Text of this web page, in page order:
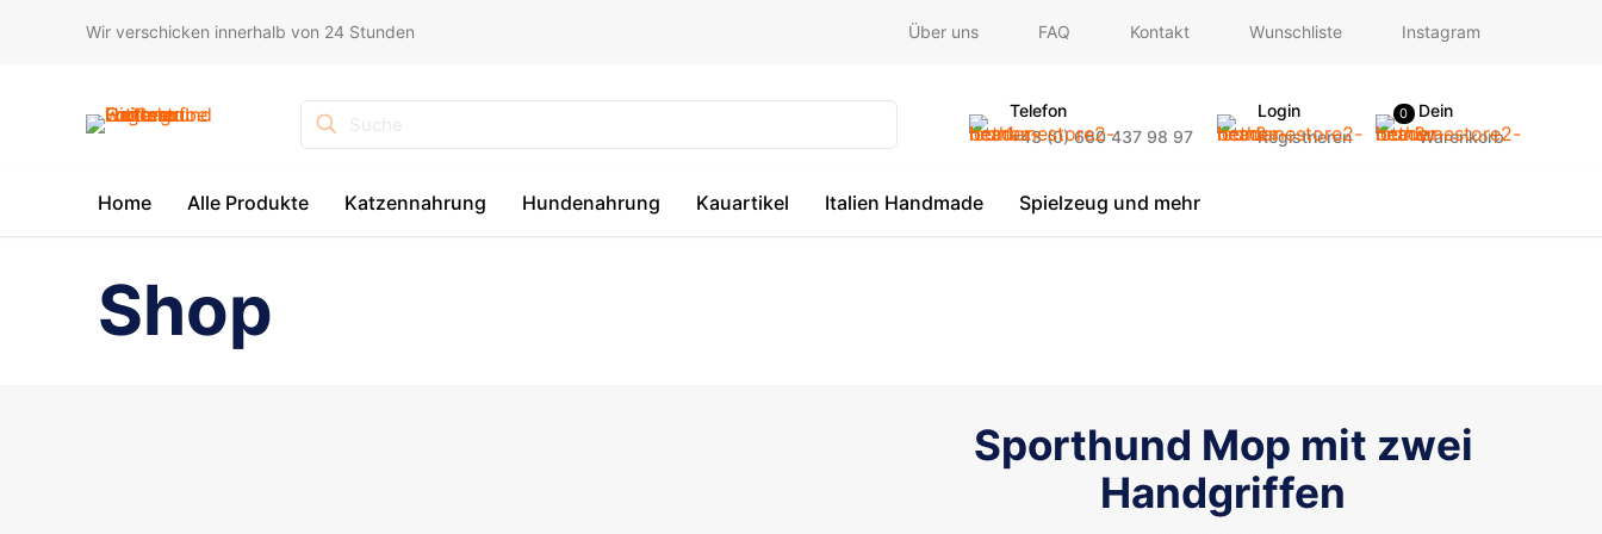
Wir verschicken innerhalb von 24 Stunden Über uns FAQ Kontakt Wunschliste Instagram
Suche
Telefon
+43 (0) 660 437 98 97
Login
Registrieren
0
Dein
Warenkorb
Home Alle Produkte Katzennahrung Hundenahrung Kauartikel Italien Handmade Spielzeug und mehr
Shop
Sporthund Mop mit zwei
Handgriffen